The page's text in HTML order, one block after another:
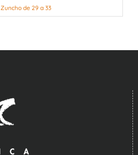
Zuncho de 29 a 33